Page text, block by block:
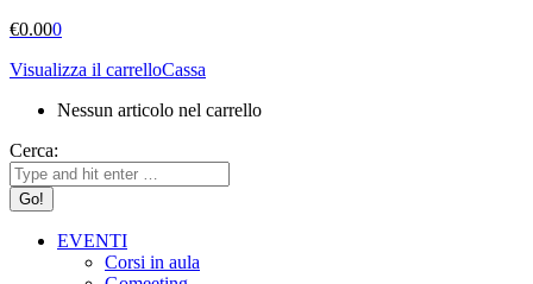
€0.000
Visualizza il carrelloCassa
Nessun articolo nel carrello
Cerca:
EVENTI
Corsi in aula